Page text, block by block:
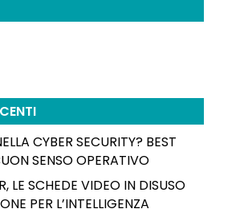
CYBER SECURITY? BEST
SENSO OPERATIVO
LE SCHEDE VIDEO IN DISUSO
PER L’INTELLIGENZA